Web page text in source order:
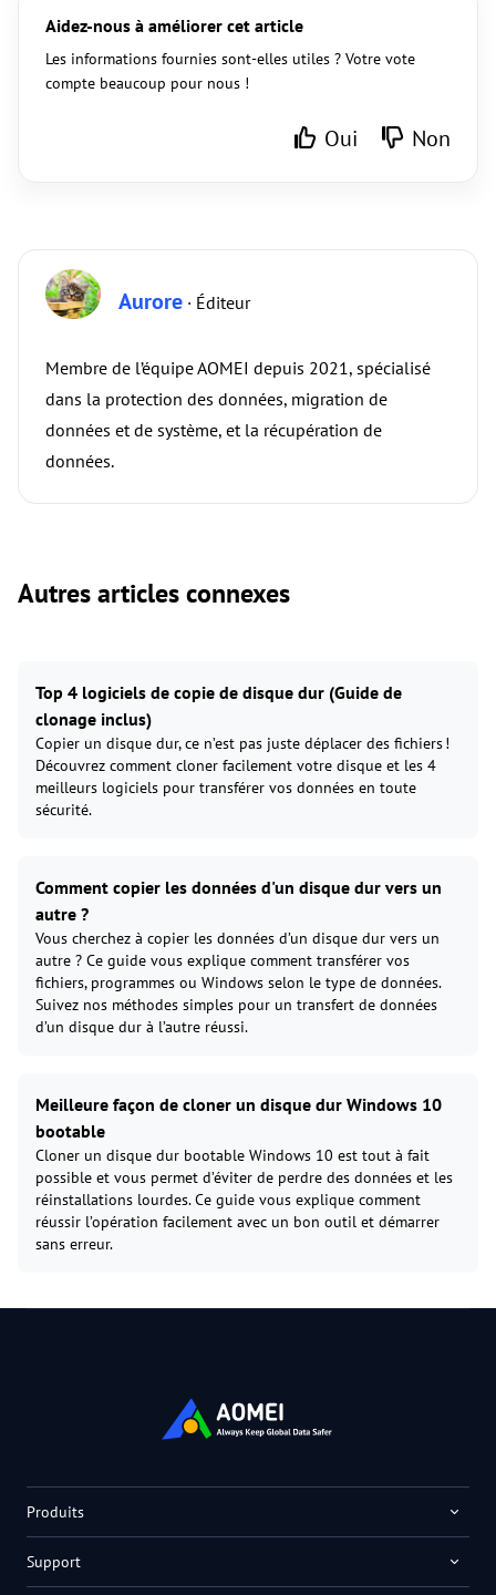
Aidez-nous à améliorer cet article
Les informations fournies sont-elles utiles ? Votre vote
compte beaucoup pour nous !
Oui Non
Aurore · Éditeur
Membre de l’équipe AOMEI depuis 2021, spécialisé
dans la protection des données, migration de
données et de système, et la récupération de
données.
Autres articles connexes
Top 4 logiciels de copie de disque dur (Guide de
clonage inclus)
Copier un disque dur, ce n’est pas juste déplacer des fichiers !
Découvrez comment cloner facilement votre disque et les 4
meilleurs logiciels pour transférer vos données en toute
sécurité.
Comment copier les données d'un disque dur vers un
autre ?
Vous cherchez à copier les données d’un disque dur vers un
autre ? Ce guide vous explique comment transférer vos
fichiers, programmes ou Windows selon le type de données.
Suivez nos méthodes simples pour un transfert de données
d’un disque dur à l’autre réussi.
Meilleure façon de cloner un disque dur Windows 10
bootable
Cloner un disque dur bootable Windows 10 est tout à fait
possible et vous permet d’éviter de perdre des données et les
réinstallations lourdes. Ce guide vous explique comment
réussir l’opération facilement avec un bon outil et démarrer
sans erreur.
Produits
Support